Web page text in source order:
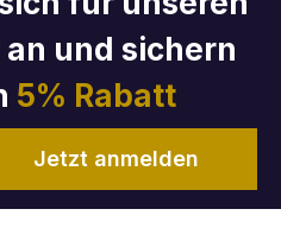
und sichern
5% Rabatt
Jetzt anmelden